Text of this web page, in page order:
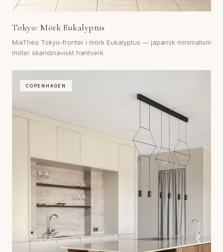
Tokyo: Mörk Eukalyptus
MiaThéo Tokyo-fronter i mörk Eukalyptus — japansk minimalism
möter skandinaviskt hantverk.
COPENHAGEN